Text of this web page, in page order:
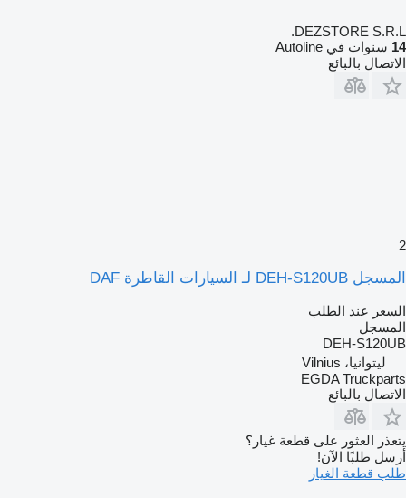
DEZSTORE S.R.L.
14 سنوات في Autoline
الاتصال بالبائع
2
المسجل DEH-S120UB لـ السيارات القاطرة DAF
السعر عند الطلب
المسجل
DEH-S120UB
ليتوانيا، Vilnius
EGDA Truckparts
الاتصال بالبائع
يتعذر العثور على قطعة غيار؟
أرسل طلبًا الآن!
طلب قطعة الغيار